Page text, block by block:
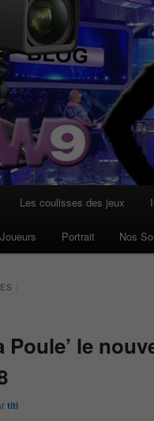
Les coulisses des jeux
Portrait Nos
:
Poule’ le
titi